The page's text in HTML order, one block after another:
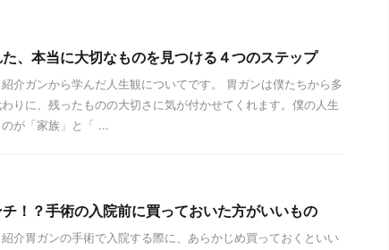
、本当に大切なものを見つける４つのステップ
介ガンから学んだ人生観についてです。 胃ガンは僕たちから多
りに、残ったものの大切さに気が付かせてくれます。僕の人生
が「家族」と「 ...
！？手術の入院前に買っておいた方がいいもの
介胃ガンの手術で入院する際に、あらかじめ買っておくといい